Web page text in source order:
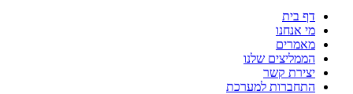
דף בית
מי אנחנו
מאמרים
הממליצים שלנו
יצירת קשר
התחברות למערכת